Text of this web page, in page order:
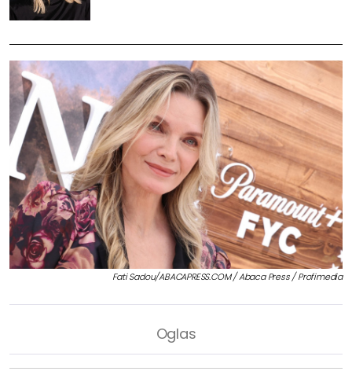
Fati Sadou/ABACAPRESS.COM / Abaca Press / Profimedia